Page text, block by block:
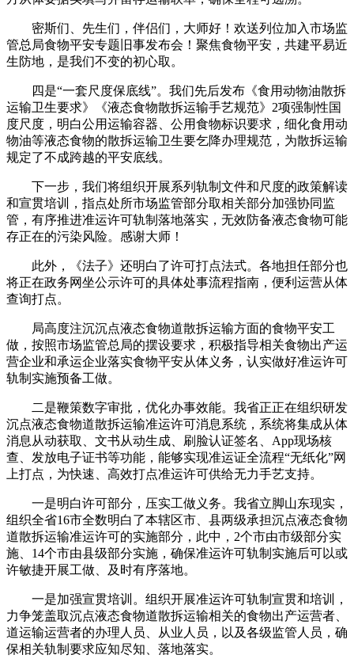
密斯们、先生们，伴侣们，大师好！欢送列位加入市场监
管总局食物平安专题旧事发布会！聚焦食物平安，共建平易近
生防地，是我们不变的初心取。
四是“一套尺度保底线”。我们先后发布《食用动物油散拆
运输卫生要求》《液态食物散拆运输手艺规范》2项强制性国
度尺度，明白公用运输容器、公用食物标识要求，细化食用动
物油等液态食物的散拆运输卫生要乞降办理规范，为散拆运输
规定了不成跨越的平安底线。
下一步，我们将组织开展系列轨制文件和尺度的政策解读
和宣贯培训，指点处所市场监管部分取相关部分加强协同监
管，有序推进准运许可轨制落地落实，无效防备液态食物可能
存正在的污染风险。感谢大师！
此外，《法子》还明白了许可打点法式。各地担任部分也
将正在政务网坐公示许可的具体处事流程指南，便利运营从体
查询打点。
局高度注沉沉点液态食物道散拆运输方面的食物平安工
做，按照市场监管总局的摆设要求，积极指导相关食物出产运
营企业和承运企业落实食物平安从体义务，认实做好准运许可
轨制实施预备工做。
二是鞭策数字审批，优化办事效能。我省正正在组织研发
沉点液态食物道散拆运输准运许可消息系统，系统将集成从体
消息从动获取、文书从动生成、刷脸认证签名、App现场核
查、发放电子证书等功能，能够实现准运证全流程“无纸化”网
上打点，为快速、高效打点准运许可供给无力手艺支持。
一是明白许可部分，压实工做义务。我省立脚山东现实，
组织全省16市全数明白了本辖区市、县两级承担沉点液态食物
道散拆运输准运许可的实施部分，此中，2个市由市级部分实
施、14个市由县级部分实施，确保准运许可轨制实施后可以或
许敏捷开展工做、及时有序落地。
一是加强宣贯培训。组织开展准运许可轨制宣贯和培训，
力争笼盖取沉点液态食物道散拆运输相关的食物出产运营者、
道运输运营者的办理人员、从业人员，以及各级监管人员，确
保相关轨制要求应知尽知、落地落实。